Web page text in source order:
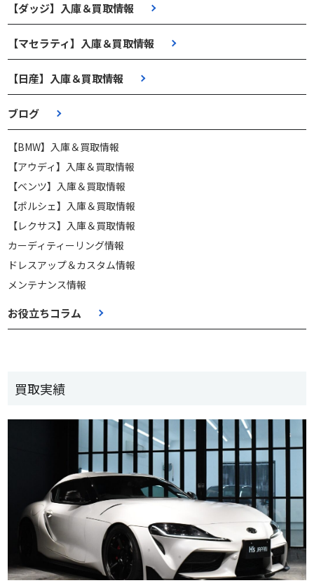
【ダッジ】入庫＆買取情報
【マセラティ】入庫＆買取情報
【日産】入庫＆買取情報
ブログ
【BMW】入庫＆買取情報
【アウディ】入庫＆買取情報
【ベンツ】入庫＆買取情報
【ポルシェ】入庫＆買取情報
【レクサス】入庫＆買取情報
カーディティーリング情報
ドレスアップ＆カスタム情報
メンテナンス情報
お役立ちコラム
買取実績